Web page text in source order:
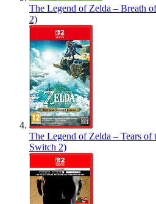
The Legend of Zelda – Breath
2)
The Legend of Zelda – Tears
Switch 2)